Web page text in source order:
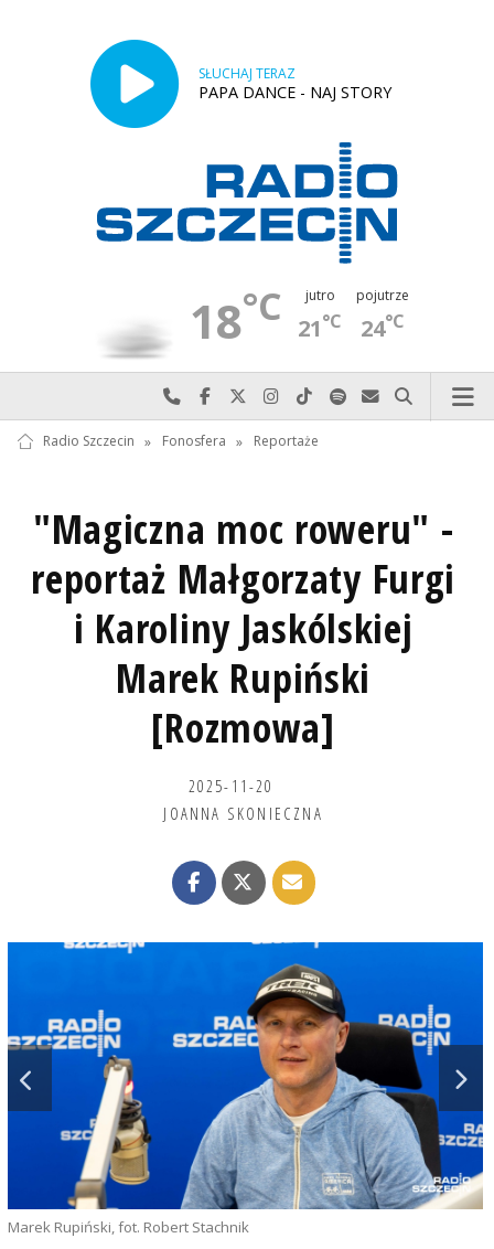
SŁUCHAJ TERAZ
PAPA DANCE - NAJ STORY
18°C jutro
21°C
pojutrze
24°C
Najlepiej po prostu do nas zadzwoń
Odwiedź nas na Facebook-u
Odwiedź nas na X
Odwiedź nas na Instagram-ie
Odwiedź nas na TikTok-u
Szukaj nas na Spotify
Wyślij do nas
Szukaj
Radio Szczecin » Fonosfera » Reportaże
"Magiczna moc roweru" -
reportaż Małgorzaty Furgi
i Karoliny Jaskólskiej
Marek Rupiński
[Rozmowa]
2025-11-20
JOANNA SKONIECZNA
Marek Rupiński, fot. Robert Stachnik